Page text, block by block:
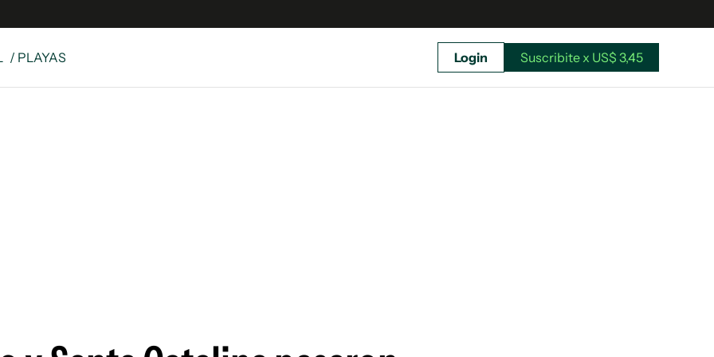
/ PLAYAS Login Suscribite x US$ 3,45